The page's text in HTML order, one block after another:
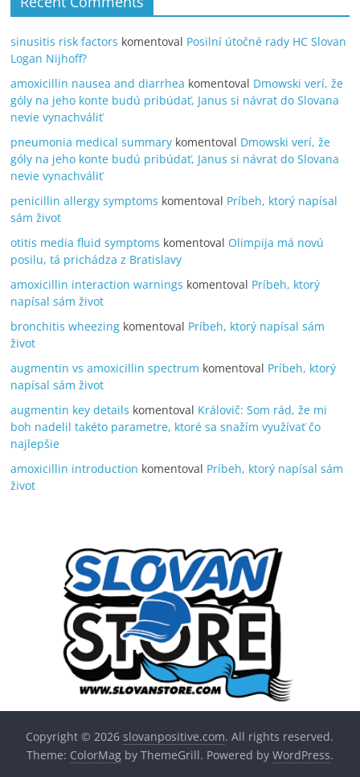
sinusitis risk factors komentoval Posilní útočné rady HC Slovan
Logan Nijhoff?
amoxicillin nausea and diarrhea komentoval Dmowski verí, že
góly na jeho konte budú pribúdať, Janus si návrat do Slovana
nevie vynachváliť
pneumonia medical summary komentoval Dmowski verí, že
góly na jeho konte budú pribúdať, Janus si návrat do Slovana
nevie vynachváliť
penicillin allergy symptoms komentoval Príbeh, ktorý napísal
sám život
otitis media fluid symptoms komentoval Olimpija má novú
posilu, tá prichádza z Bratislavy
amoxicillin interaction warnings komentoval Príbeh, ktorý
napísal sám život
bronchitis wheezing komentoval Príbeh, ktorý napísal sám
život
augmentin vs amoxicillin spectrum komentoval Príbeh, ktorý
napísal sám život
augmentin key details komentoval Královič: Som rád, že mi
boh nadelil takéto parametre, ktoré sa snažím využívať čo
najlepšie
amoxicillin introduction komentoval Príbeh, ktorý napísal sám
život
Copyright © 2026slovanpositive.com. All rights reserved.
Theme: ColorMagby ThemeGrill. Powered by WordPress.